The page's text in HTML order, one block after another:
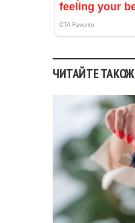
ЧИТАЙТЕ ТАКОЖ